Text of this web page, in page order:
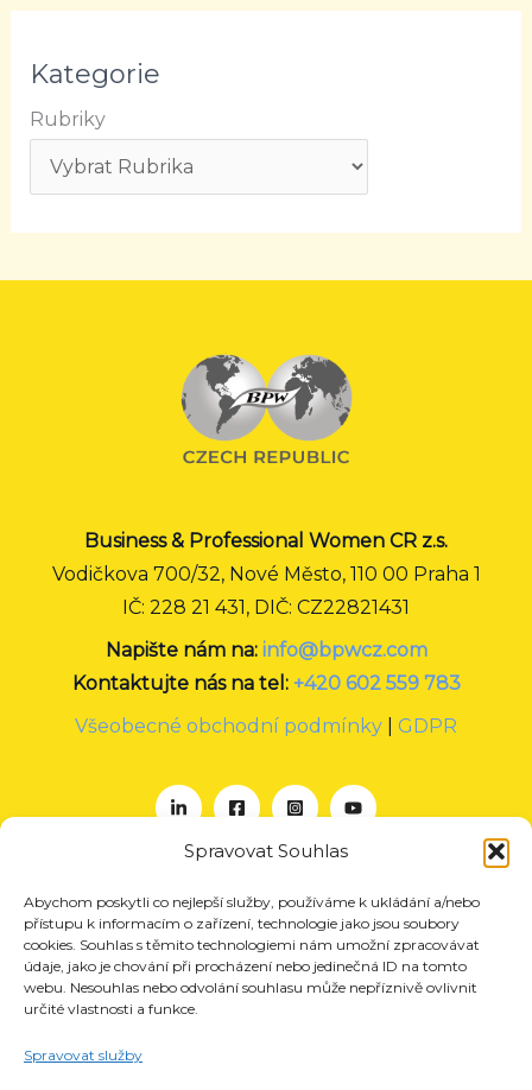
Spravovat Souhlas
Abychom poskytli co nejlepší služby, používáme k ukládání a/nebo
přístupu k informacím o zařízení, technologie jako jsou soubory
cookies. Souhlas s těmito technologiemi nám umožní zpracovávat
údaje, jako je chování při procházení nebo jedinečná ID na tomto
webu. Nesouhlas nebo odvolání souhlasu může nepříznivě ovlivnit
určité vlastnosti a funkce.
Spravovat služby
Kategorie
Rubriky
Business & Professional Women CR z.s.
Vodičkova 700/32, Nové Město, 110 00 Praha 1
IČ: 228 21 431, DIČ: CZ22821431
Napište nám na: info@bpwcz.com
Kontaktujte nás na tel: +420 602 559 783
Všeobecné obchodní podmínky
GDPR
O nás
Projekty
Členství